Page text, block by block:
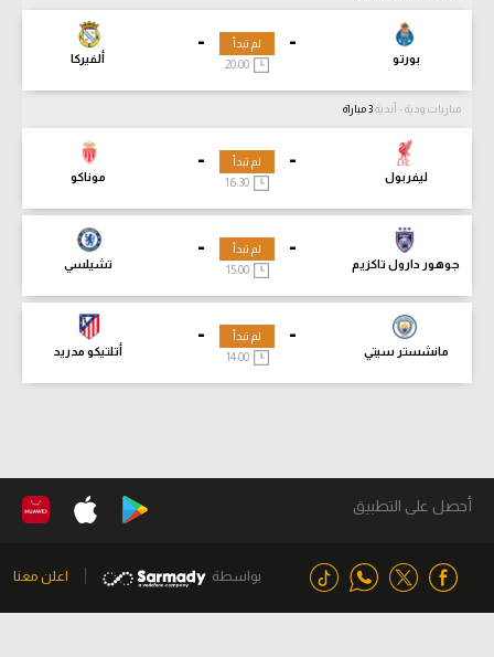
-
بورتو
-
ألفيركا
لم تبدأ
مباريات ودية - أندية
-
ليفربول
-
موناكو
لم تبدأ
-
جوهور دارول تاكزيم
-
تشيلسي
لم تبدأ
15:00
-
مانشستر سيتي
-
أتلتيكو مدريد
لم تبدأ
14:00
أحصل على التطبيق
بواسطة اعلن معنا